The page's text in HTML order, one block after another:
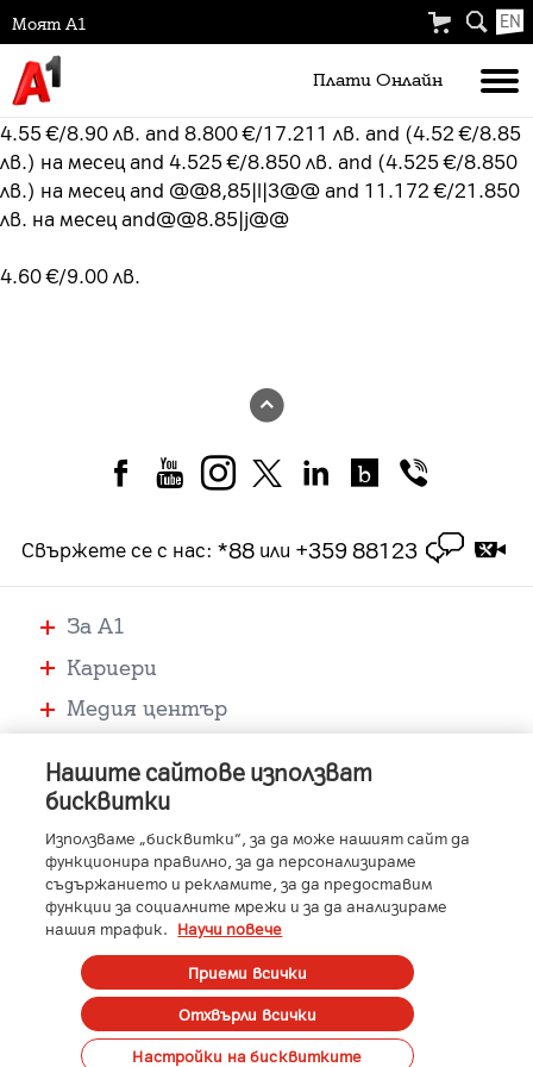
Моят А1 EN
Плати Oнлайн
4.55 €/8.90 лв. and 8.800 €/17.211 лв. and (4.52 €/8.85
лв.) на месец and 4.525 €/8.850 лв. and (4.525 €/8.850
лв.) на месец and @@8,85|l|3@@ and 11.172 €/21.850
лв. на месец and@@8.85|j@@
4.60 €/9.00 лв.
Сметка Контакти Общи условия
Управление на лични данни
Свържете се с нас: *88 или +359 88123
За А1
Кариери
Медия център
Устройства
Услуги
A1 Austria - A1 Croatia - A1 Serbia - A1 Belarus
A1 Bulgaria - A1 Macedonia -
Member of A1 Group
Copyright © 2023 A1 Bulgaria. Protected by reCAPTCHA
Нашите сайтове използват
бисквитки
Използваме „бисквитки“, за да може нашият сайт да
функционира правилно, за да персонализираме
съдържанието и рекламите, за да предоставим
функции за социалните мрежи и за да анализираме
нашия трафик. Научи повече
Настройки на бисквитките
Отхвърли всички
Приеми всички